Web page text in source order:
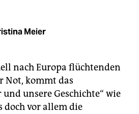
Meier
nach Europa flüchtenden
Not, kommt das
und unsere Geschichte“ wie
doch vor allem die